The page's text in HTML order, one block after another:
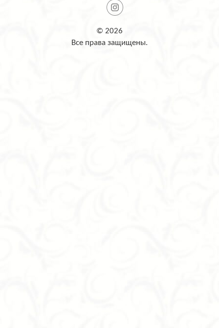
© 2026
Все права защищены.